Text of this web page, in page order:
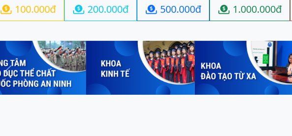
 100.000đ  200.000đ  500.000đ  1.000.000đ
Previous